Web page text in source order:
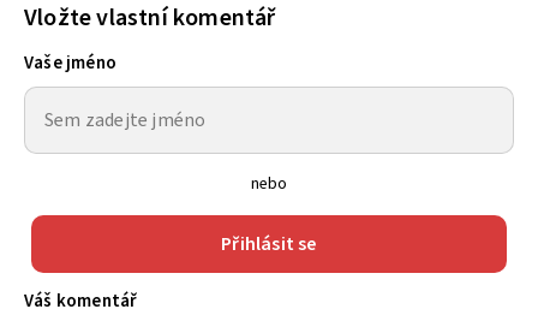
Vložte vlastní komentář
Vaše jméno
nebo
Přihlásit se
Váš komentář